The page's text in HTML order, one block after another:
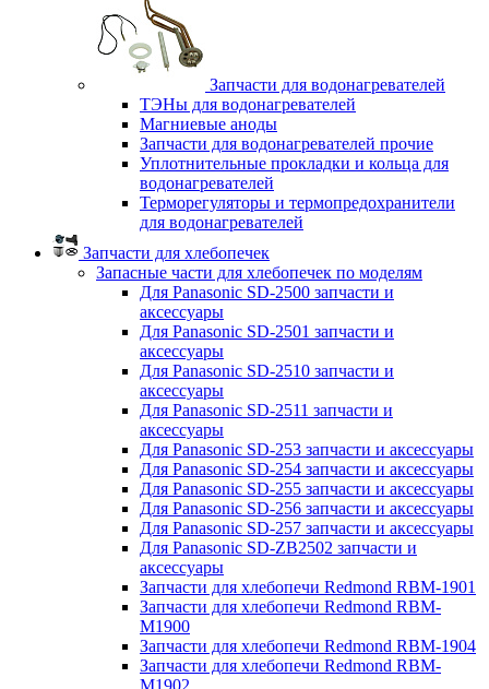
Запчасти для водонагревателей
ТЭНы для водонагревателей
Магниевые аноды
Запчасти для водонагревателей прочие
Уплотнительные прокладки и кольца для
водонагревателей
Терморегуляторы и термопредохранители
для водонагревателей
Запчасти для хлебопечек
Запасные части для хлебопечек по моделям
Для Panasonic SD-2500 запчасти и
аксессуары
Для Panasonic SD-2501 запчасти и
аксессуары
Для Panasonic SD-2510 запчасти и
аксессуары
Для Panasonic SD-2511 запчасти и
аксессуары
Для Panasonic SD-253 запчасти и аксессуары
Для Panasonic SD-254 запчасти и аксессуары
Для Panasonic SD-255 запчасти и аксессуары
Для Panasonic SD-256 запчасти и аксессуары
Для Panasonic SD-257 запчасти и аксессуары
Для Panasonic SD-ZB2502 запчасти и
аксессуары
Запчасти для хлебопечи Redmond RBM-1901
Запчасти для хлебопечи Redmond RBM-
M1900
Запчасти для хлебопечи Redmond RBM-1904
Запчасти для хлебопечи Redmond RBM-
M1902